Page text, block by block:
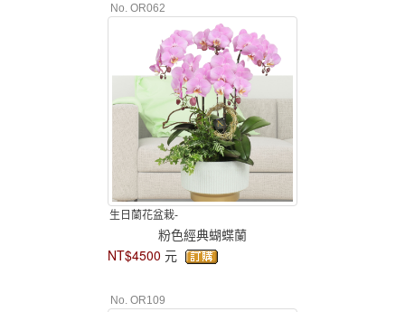
No. OR062
生日蘭花盆栽-
粉色經典蝴蝶蘭
NT$4500 元
No. OR109